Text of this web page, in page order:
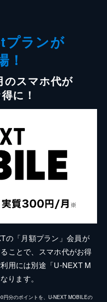
プランが
！
のスマホ代が
に！
の「月額プラン」会員が
ことで、スマホ代がお得
用には別途「U-NEXT M
ります。
円分のポイントを、U-NEXT MOBILEの